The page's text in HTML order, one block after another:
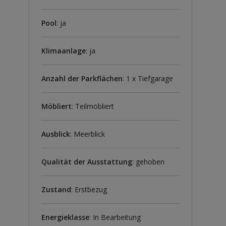
Pool: ja
Klimaanlage: ja
Anzahl der Parkflächen: 1 x Tiefgarage
Möbliert: Teilmöbliert
Ausblick: Meerblick
Qualität der Ausstattung: gehoben
Zustand: Erstbezug
Energieklasse: In Bearbeitung